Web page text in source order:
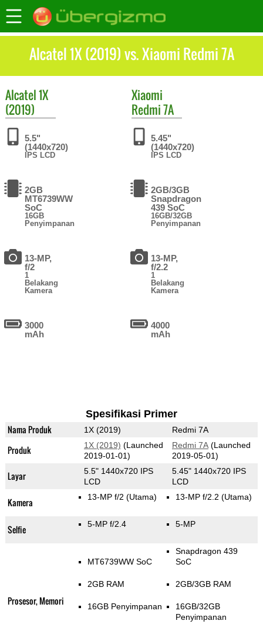
Alcatel 1X (2019) vs. Xiaomi Redmi 7A
Alcatel1X
(2019)
5.5"
(1440x720)
IPS LCD
2GB
MT6739WW
SoC
16GB
Penyimpanan
13-MP,
f/2
1
Belakang
Kamera
3000
mAh
Xiaomi
Redmi 7A
5.45"
(1440x720)
IPS LCD
2GB/3GB
Snapdragon
439 SoC
16GB/32GB
Penyimpanan
13-MP,
f/2.2
1
Belakang
Kamera
4000
mAh
Spesifikasi Primer
Nama Produk 1X (2019) Redmi 7A
Produk 1X (2019) (Launched
2019-01-01)
Redmi 7A(Launched
2019-05-01)
Layar
5.5" 1440x720 IPS
LCD
5.45" 1440x720 IPS
LCD
Kamera 13-MP f/2 (Utama) 13-MP f/2.2 (Utama)
Selfie 5-MP f/2.4 5-MP
Prosesor, Memori
MT6739WW SoC
2GB RAM
16GB Penyimpanan
Snapdragon 439
SoC
2GB/3GB RAM
16GB/32GB
Penyimpanan